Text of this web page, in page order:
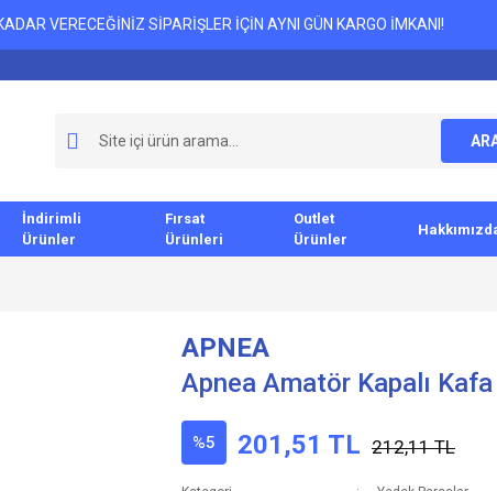
VERECEĞİNİZ SİPARİŞLER İÇİN AYNI GÜN KARGO İMKANI!
İndirimli
Ürünler
Fırsat
Ürünleri
Outlet
Ürünler
APNEA
Apnea Amatör Kapalı Kafa
%5 201,51 TL 212,11 TL